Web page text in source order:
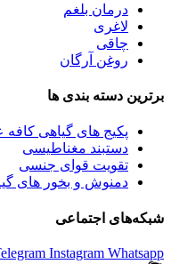
درمان بلغم
لاغری
چاقی
روغن آرگان
برترین‌ دسته بندی ها
پکیج های گیاهی کافه
دستبند مغناطیسی
تقویت قوای جنسی
دمنوش و بخور های
شبکه‌های اجتماعی
Instagram Whatsapp